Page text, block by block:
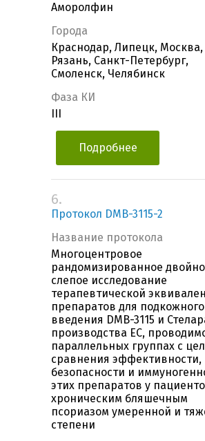
Аморолфин
Города
Краснодар, Липецк, Москва,
Рязань, Санкт-Петербург,
Смоленск, Челябинск
Фаза КИ
Подробнее
6.
Протокол DMB-3115-2
Название протокола
Многоцентровое
рандомизированное
слепое исследование
терапевтической
препаратов для подкожного
введения DMB-3115 и
производства ЕС,
параллельных группах с
сравнения эффективности,
безопасности и
этих препаратов у
хроническим бляшечным
псориазом умеренной и
степени